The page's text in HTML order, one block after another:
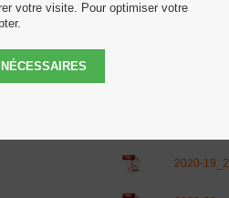
2020-16
2020-19_2
votre visite. Pour optimiser votre